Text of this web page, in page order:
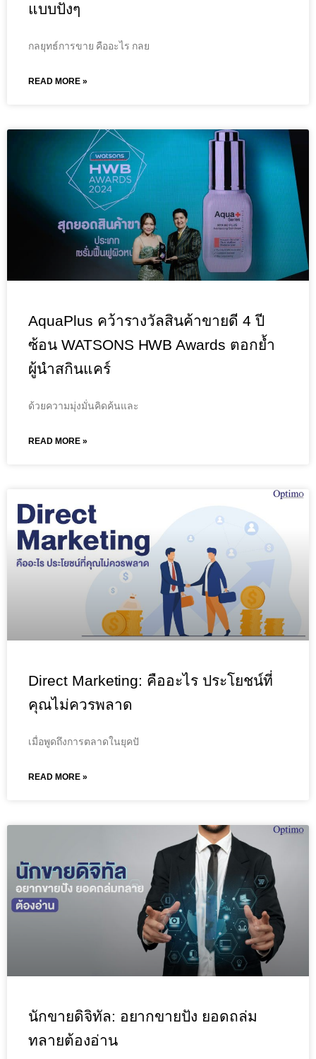
แบบปังๆ
กลยุทธ์การขาย คืออะไร กลย
READ MORE »
AquaPlus คว้ารางวัลสินค้าขายดี 4 ปี
ซ้อน WATSONS HWB Awards ตอกย้ำ
ผู้นำสกินแคร์
ด้วยความมุ่งมั่นคิดค้นและ
READ MORE »
Direct Marketing: คืออะไร ประโยชน์ที่
คุณไม่ควรพลาด
เมื่อพูดถึงการตลาดในยุคปั
READ MORE »
นักขายดิจิทัล: อยากขายปัง ยอดถล่ม
ทลายต้องอ่าน